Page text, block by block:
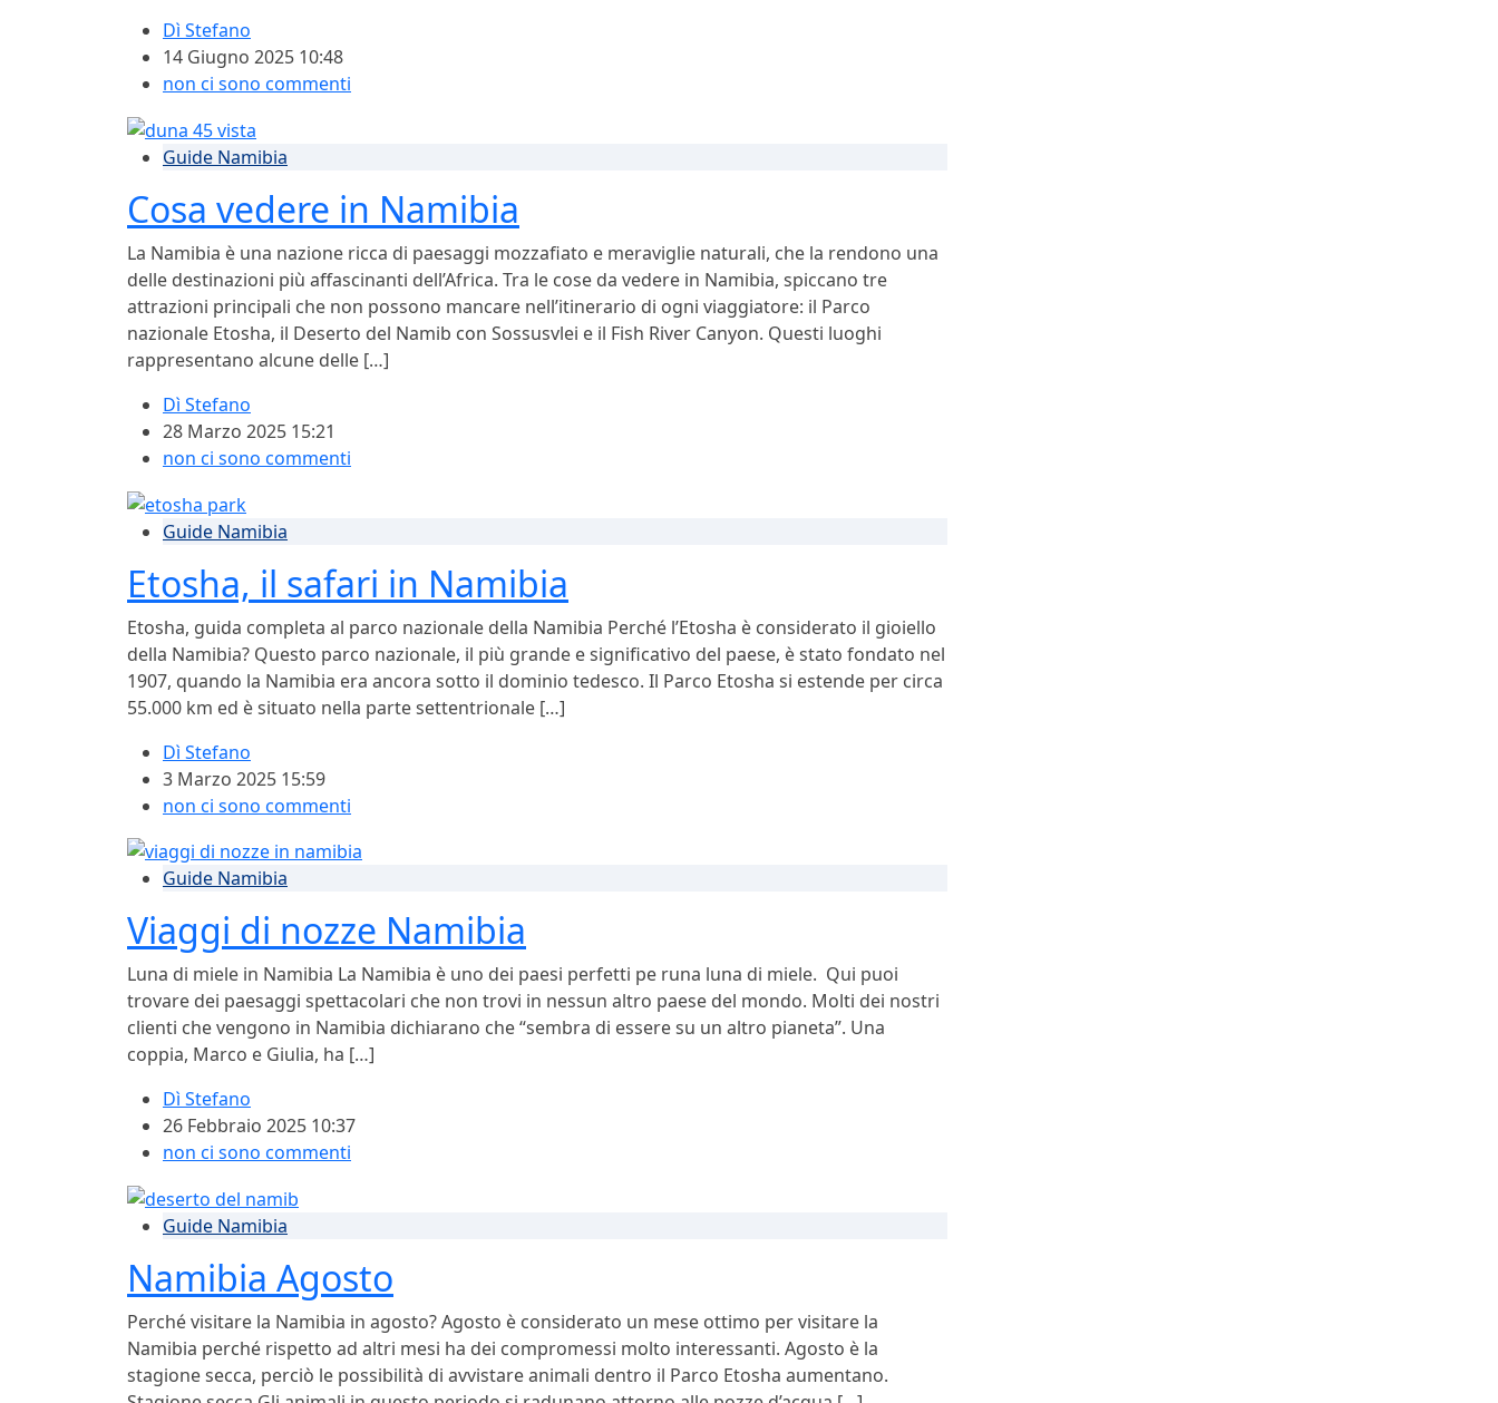
Dì Stefano
14 Giugno 2025 10:48
non ci sono commenti
Guide Namibia
Cosa vedere in Namibia
La Namibia è una nazione ricca di paesaggi mozzafiato e meraviglie naturali, che la rendono una
delle destinazioni più affascinanti dell’Africa. Tra le cose da vedere in Namibia, spiccano tre
attrazioni principali che non possono mancare nell’itinerario di ogni viaggiatore: il Parco
nazionale Etosha, il Deserto del Namib con Sossusvlei e il Fish River Canyon. Questi luoghi
rappresentano alcune delle […]
Dì Stefano
28 Marzo 2025 15:21
non ci sono commenti
Guide Namibia
Etosha, il safari in Namibia
Etosha, guida completa al parco nazionale della Namibia Perché l’Etosha è considerato il gioiello
della Namibia? Questo parco nazionale, il più grande e significativo del paese, è stato fondato nel
1907, quando la Namibia era ancora sotto il dominio tedesco. Il Parco Etosha si estende per circa
55.000 km ed è situato nella parte settentrionale […]
Dì Stefano
3 Marzo 2025 15:59
non ci sono commenti
Guide Namibia
Viaggi di nozze Namibia
Luna di miele in Namibia La Namibia è uno dei paesi perfetti pe runa luna di miele. Qui puoi
trovare dei paesaggi spettacolari che non trovi in nessun altro paese del mondo. Molti dei nostri
clienti che vengono in Namibia dichiarano che “sembra di essere su un altro pianeta”. Una
coppia, Marco e Giulia, ha […]
Dì Stefano
26 Febbraio 2025 10:37
non ci sono commenti
Guide Namibia
Namibia Agosto
Perché visitare la Namibia in agosto? Agosto è considerato un mese ottimo per visitare la
Namibia perché rispetto ad altri mesi ha dei compromessi molto interessanti. Agosto è la
stagione secca, perciò le possibilità di avvistare animali dentro il Parco Etosha aumentano.